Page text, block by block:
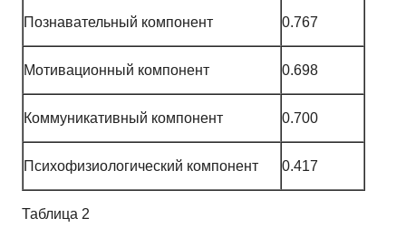
Познавательный компонент 0.767
Мотивационный компонент 0.698
Коммуникативный компонент 0.700
Психофизиологический компонент 0.417
Таблица 2